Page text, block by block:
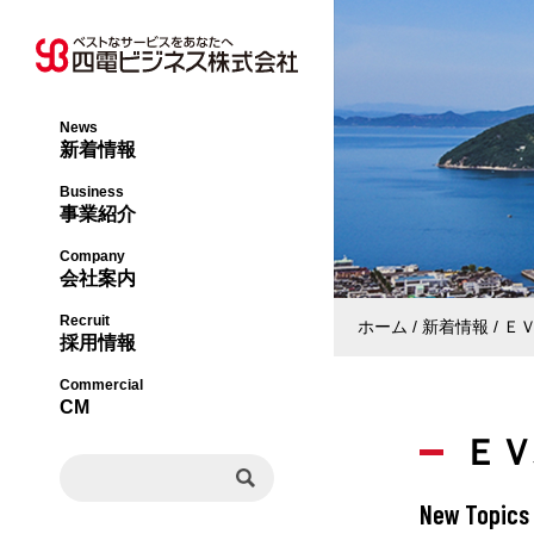
News
新着情報
Business
事業紹介
オフィス事業本部
ライフサポート
エネルギー事業
Company
会社案内
社長メッセージ
会社概要・沿革
事業内容・許認
事業所一覧
決算公告
Recruit
採用情報
Commercial
CM
ホーム 新着情報 Ｅ
Ｅ
New Topics